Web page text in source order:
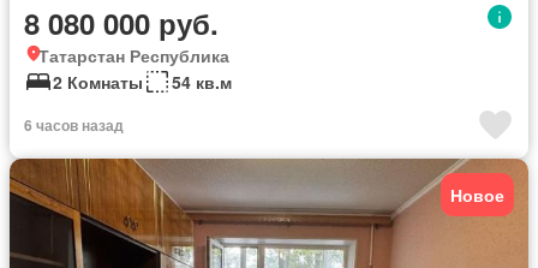
8 080 000 руб.
Татарстан Республика
2 Комнаты
54 кв.м
6 часов назад
Новое